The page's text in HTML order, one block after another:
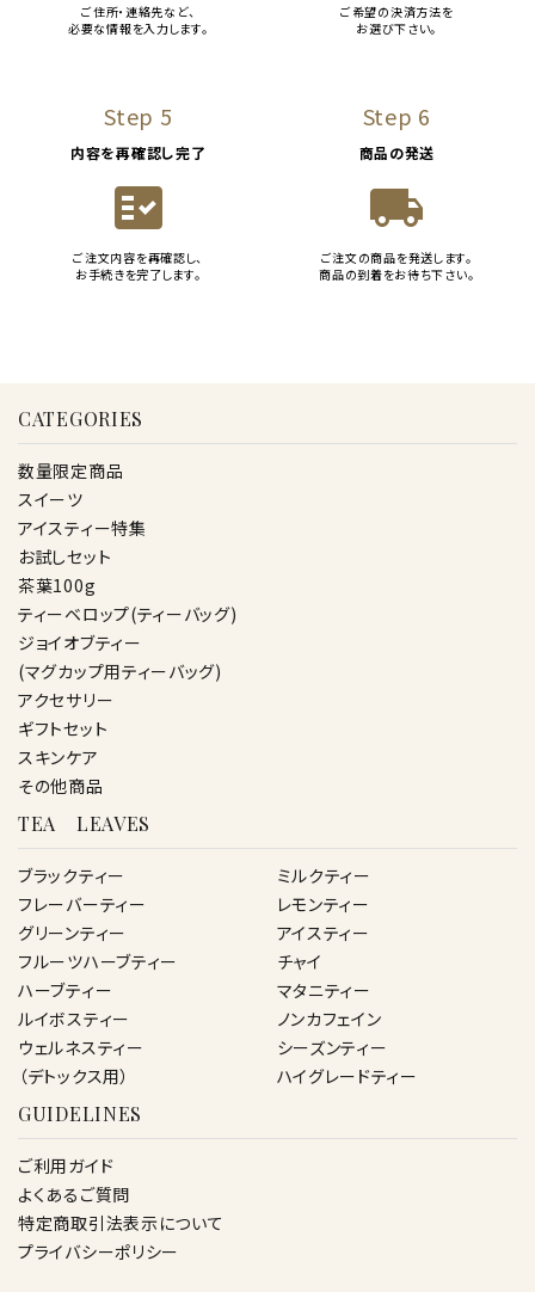
ご住所・連絡先など、
必要な情報を入力します。
ご希望の決済方法を
お選び下さい。
Step 5
内容を再確認し完了
fact_check
ご注文内容を再確認し、
お手続きを完了します。
Step 6
商品の発送
local_shipping
ご注文の商品を発送します。
商品の到着をお待ち下さい。
CATEGORIES
数量限定商品
スイーツ
アイスティー特集
お試しセット
茶葉100g
ティーベロップ(ティーバッグ)
ジョイオブティー
(マグカップ用ティーバッグ)
アクセサリー
ギフトセット
スキンケア
その他商品
TEA LEAVES
ブラックティー
フレーバーティー
グリーンティー
フルーツハーブティー
ハーブティー
ルイボスティー
ウェルネスティー
（デトックス用）
ミルクティー
レモンティー
アイスティー
チャイ
マタニティー
ノンカフェイン
シーズンティー
ハイグレードティー
GUIDELINES
ご利用ガイド
よくあるご質問
特定商取引法表示について
プライバシーポリシー